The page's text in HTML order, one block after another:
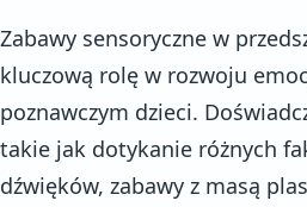
Zabawy sensoryczne w
kluczową rolę w rozwoju
poznawczym dzieci.
takie jak dotykanie różnych
dźwięków, zabawy z masą